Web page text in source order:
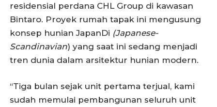
residensial perdana CHL Group di kawasan
Bintaro. Proyek rumah tapak ini mengusung
konsep hunian JapanDi (Japanese-
Scandinavian) yang saat ini sedang menjadi
tren dunia dalam arsitektur hunian modern.
“Tiga bulan sejak unit pertama terjual, kami
sudah memulai pembangunan seluruh unit